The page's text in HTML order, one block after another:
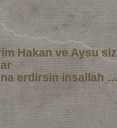
Hakan ve Aysu
erdirsin insallah